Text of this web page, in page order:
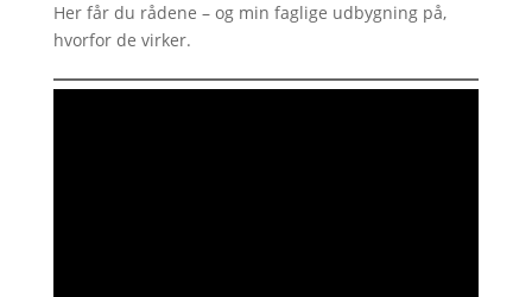
Her får du rådene – og min faglige udbygning på,
hvorfor de virker.